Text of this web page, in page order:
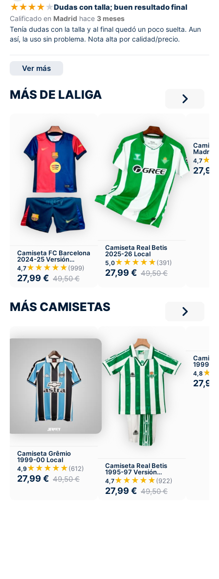
★★★★★Dudas con talla; buen resultado final
Calificado en Madrid hace 3 meses
Tenía dudas con la talla y al final quedó un poco suelta. Aun
así, la uso sin problema. Nota alta por calidad/precio.
Ver más
MÁS DE LALIGA
Camiseta FC Barcelona
2024-25 Versión
Infantil Local
4,7★★★★★(999)
27,99 € 49,50€
Camiseta Real Betis
2025-26 Local
5,0★★★★★(391)
27,99 € 49,50€
Madrid
4,7
27,99
MÁS CAMISETAS
Camiseta Grêmio
1999-00 Local
4,9 ★★★★★(612)
27,99 € 49,50€
Camiseta Real Betis
1995-97 Versión
Infantil Local
4,7★★★★★(922)
27,99 € 49,50€
1999-
4,8
27,99